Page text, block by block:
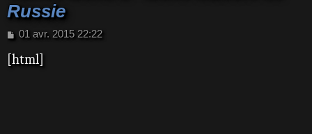
Russie
M
s
01 avr. 2015 22:22
[html]